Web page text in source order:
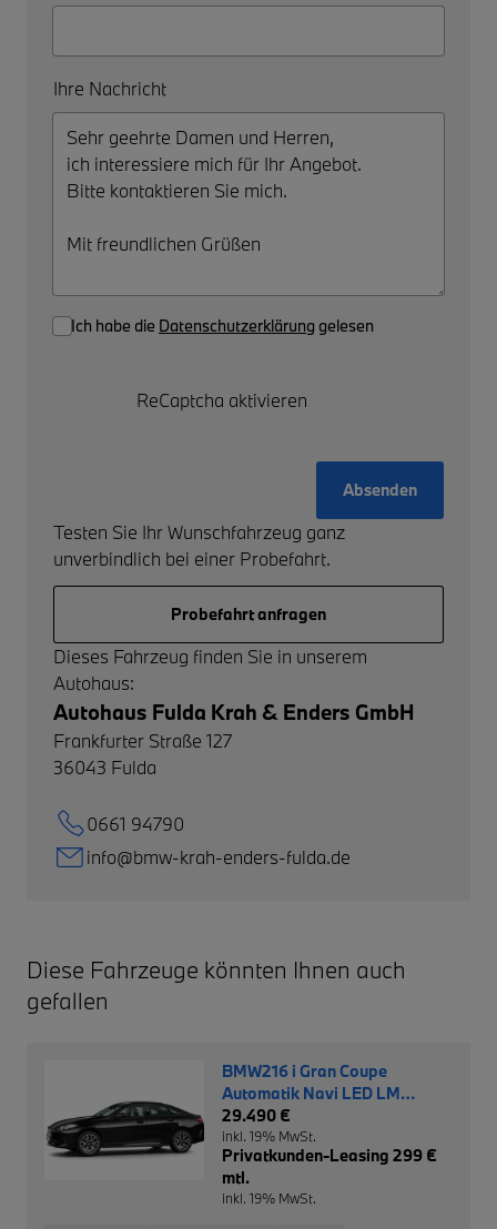
Ihre Nachricht
Ich habe die Datenschutzerklärung gelesen
ReCaptcha aktivieren
Absenden
Testen Sie Ihr Wunschfahrzeug ganz
unverbindlich bei einer Probefahrt.
Probefahrt anfragen
Dieses Fahrzeug finden Sie in unserem
Autohaus:
Autohaus Fulda Krah & Enders GmbH
Frankfurter Straße 127
36043 Fulda
0661 94790
info@bmw-krah-enders-fulda.de
Diese Fahrzeuge könnten Ihnen auch
gefallen
BMW216 i Gran Coupe
Automatik Navi LED LM
Driving Ass.
29.490 €
inkl. 19% MwSt.
Privatkunden-Leasing 299 €
mtl.
inkl. 19% MwSt.